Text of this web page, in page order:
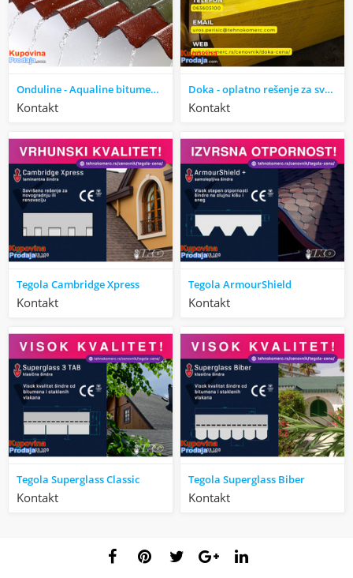
Onduline - Aqualine bitumenska valovita ploča
Kontakt
Doka - oplatno rešenje za sve oblasti gradnje
Kontakt
Tegola Cambridge Xpress
Kontakt
Tegola ArmourShield
Kontakt
Tegola Superglass Classic
Kontakt
Tegola Superglass Biber
Kontakt